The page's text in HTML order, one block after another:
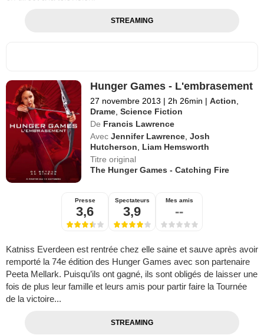
STREAMING
Hunger Games - L'embrasement
27 novembre 2013 | 2h 26min | Action
Drame ,Science Fiction
De Francis Lawrence
Avec Jennifer Lawrence ,Josh
Hutcherson
Liam Hemsworth
Titre original
The Hunger Games - Catching Fire
Presse
3,6
Spectateurs
3,9
Mes amis
--
Katniss Everdeen est rentrée chez elle saine et sauve après avoir
remporté la 74e édition des Hunger Games avec son partenaire
Peeta Mellark. Puisqu’ils ont gagné, ils sont obligés de laisser une
fois de plus leur famille et leurs amis pour partir faire la Tournée
de la victoire...
STREAMING